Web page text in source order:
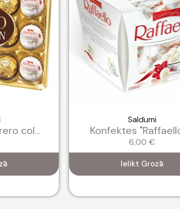
col...
Saldumi
Konfektes
6,00 €
Ielikt Grozā